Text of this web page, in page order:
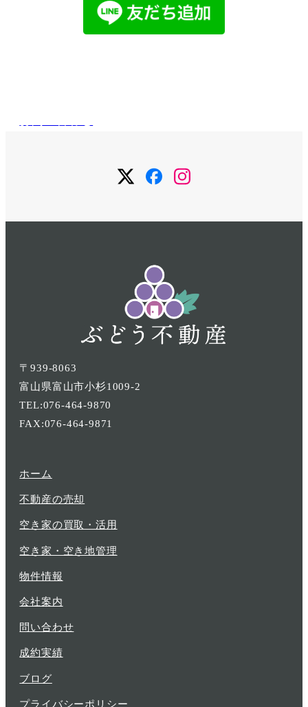
ニ
項
メ
ニ
項
メ
ニ
項
〒939-8063
富山県富山市小杉1009-2
TEL:076-464-9870
FAX:076-464-9871
ホーム
不動産の売却
空き家の買取・活用
空き家・空き地管理
物件情報
会社案内
問い合わせ
成約実績
ブログ
プライバシーポリシー